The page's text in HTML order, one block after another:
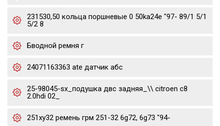
231530,50 кольца поршневые 0 50ka24e "97- 89/1 5/1
5/2 8
Бводной ремня г
24071163363 ate датчик абс
25-98045-sx_подушка двс задняя_\\ citroen c8
2.0hdi 02_
251xy32 ремень грм 251-32 6g72, 6g73 "94-